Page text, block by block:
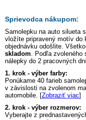
Sprievodca nákupom:
Samolepku na auto silueta
vložíte pripravený motív do
objednávku odošlite.
skladom . Podľa
nálepky do 2 pracovných
1. krok - výber farby:
Ponúkame 40 farieb
v závislosti na zvolenom
automobile. [Zobraziť viac]
2. krok - výber rozmerov:
Vyberajte z